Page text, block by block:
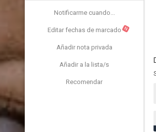
Notificarme cuando...
Editar fechas de marcado N
Añadir nota privada
Añadir a la lista/s
Recomendar